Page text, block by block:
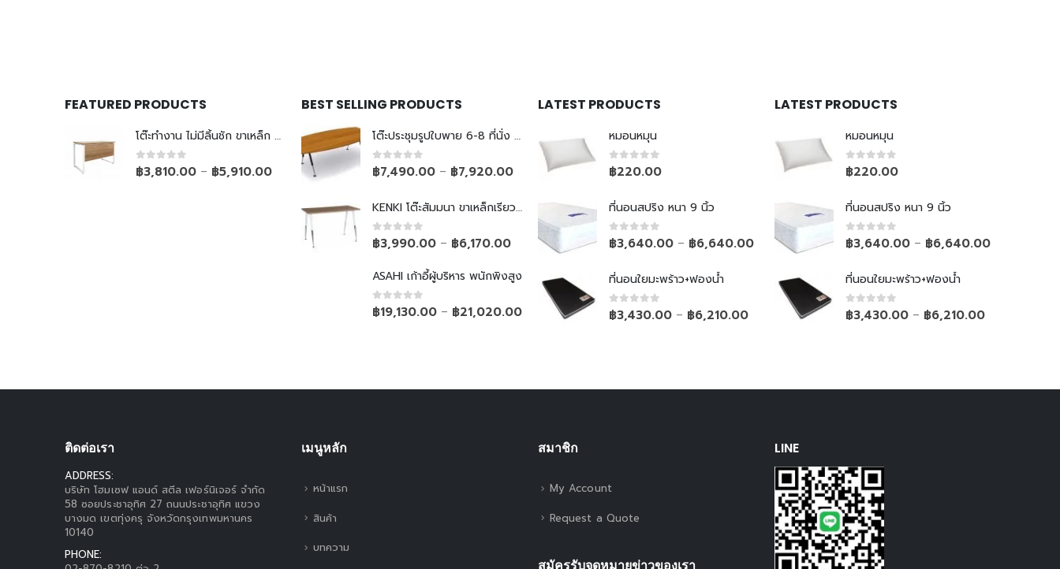
FEATURED PRODUCTS
โต๊ะทำงาน ไม่มีลิ้นชัก ขาเหล็ก Top ยกลอย
0out of 5
฿3,810.00 – ฿5,910.00
BEST SELLING PRODUCTS
โต๊ะประชุมรูปใบพาย 6-8 ที่นั่ง ขาเหล็กเรียว
0out of 5
฿7,490.00 – ฿7,920.00
KENKI โต๊ะสัมมนา ขาเหล็กเรียวพับไม่ได้
0out of 5
฿3,990.00 – ฿6,170.00
ASAHI เก้าอี้ผู้บริหาร พนักพิงสูง
0out of 5
฿19,130.00 – ฿21,020.00
LATEST PRODUCTS
หมอนหมุน
0out of 5
฿220.00
ที่นอนสปริง หนา 9 นิ้ว
0out of 5
฿3,640.00 – ฿6,640.00
ที่นอนใยมะพร้าว+ฟองน้ำ
0out of 5
฿3,430.00 – ฿6,210.00
LATEST PRODUCTS
หมอนหมุน
0out of 5
฿220.00
ที่นอนสปริง หนา 9 นิ้ว
0out of 5
฿3,640.00 – ฿6,640.00
ที่นอนใยมะพร้าว+ฟองน้ำ
0out of 5
฿3,430.00 – ฿6,210.00
ติดต่อเรา
ADDRESS:
บริษัท โฮมเซฟ แอนด์ สตีล เฟอร์นิเจอร์ จำกัด
58 ซอยประชาอุทิศ 27 ถนนประชาอุทิศ แขวง
บางมด เขตทุ่งครุ จังหวัดกรุงเทพมหานคร
10140
PHONE:
เมนูหลัก
หน้าแรก
สินค้า
บทความ
สมาชิก
My Account
Request a Quote
LINE